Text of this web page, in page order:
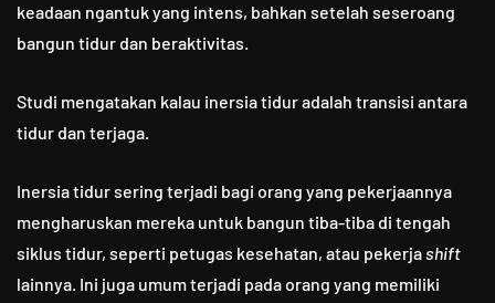
keadaan ngantuk yang intens, bahkan setelah seseroang
bangun tidur dan beraktivitas.
Studi mengatakan kalau inersia tidur adalah transisi antara
tidur dan terjaga.
Inersia tidur sering terjadi bagi orang yang pekerjaannya
mengharuskan mereka untuk bangun tiba-tiba di tengah
siklus tidur, seperti petugas kesehatan, atau pekerjashift
lainnya. Ini juga umum terjadi pada orang yang memiliki